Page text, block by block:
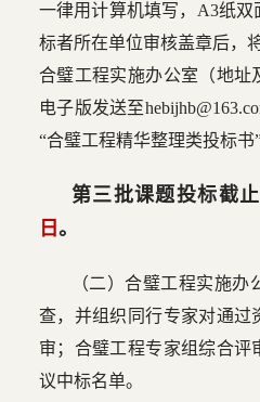
一律用计算机填写，A3纸
标者所在单位审核盖章后，
合璧工程实施办公室（地址
电子版发送至
“合璧工程精华整理类投标书”
第三批课题投标截
日 。
（二）合璧工程实施
查，并组织同行专家对通过
审；合璧工程专家组综合评
议中标名单。